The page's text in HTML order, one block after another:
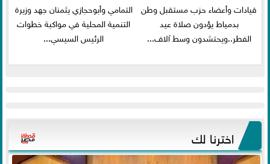
قيادات وأعضاء حزب مستقبل وطن
بدمياط يؤدون صلاة عيد
الفطر..ويحتشدون وسط آلاف...
التمامي وأبوحجازي يثمنان جهد وزيرة
التنمية المحلية في مواكبة خطوات
الرئيس السيسي...
اخترنا لك